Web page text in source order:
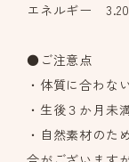
エネルギー
●ご注意点
・体質に合わな
・生後３か月未
・自然素材のた